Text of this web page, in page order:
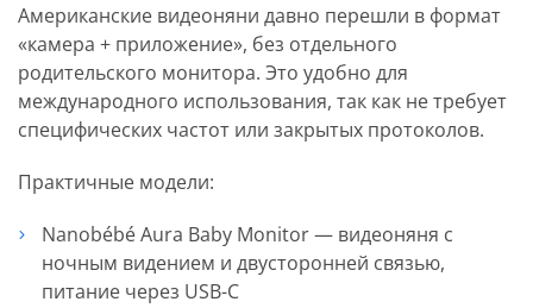
Американские видеоняни давно перешли в формат
«камера + приложение», без отдельного
родительского монитора. Это удобно для
международного использования, так как не требует
специфических частот или закрытых протоколов.
Практичные модели:
Nanobébé Aura Baby Monitor — видеоняня с
ночным видением и двусторонней связью,
питание через USB-C